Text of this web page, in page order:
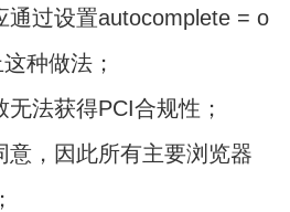
通过设置autocomplete = o
种做法；
法获得PCI合规性；
意，因此所有主要浏览器